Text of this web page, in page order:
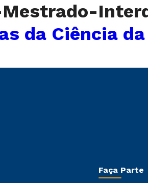
da Ciência da
Faça Parte